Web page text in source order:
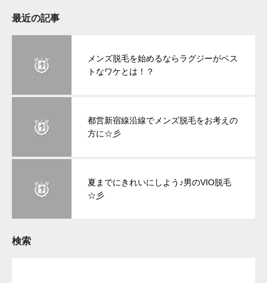
最近の記事
メンズ脱毛を始めるならラグジーがベス
トなワケとは！？
都営新宿線沿線でメンズ脱毛をお考えの
方に☆彡
夏までにきれいにしよう♪男のVIO脱毛
☆彡
検索